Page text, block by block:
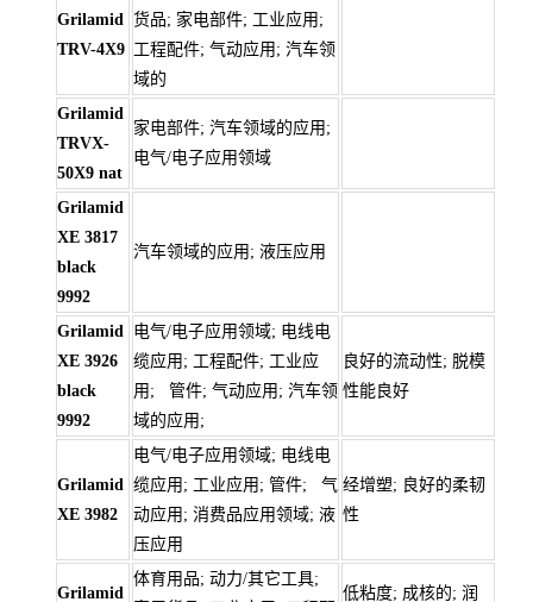
Grilamid
TRV-4X9
货品; 家电部件; 工业应用;
工程配件; 气动应用; 汽车领
域的
Grilamid
TRVX-
50X9 nat
家电部件; 汽车领域的应用;
电气/电子应用领域
Grilamid
XE 3817
black
9992
汽车领域的应用; 液压应用
Grilamid
XE 3926
black
9992
电气/电子应用领域; 电线电
缆应用; 工程配件; 工业应
用; 管件; 气动应用; 汽车领
域的应用;
良好的流动性; 脱模
性能良好
Grilamid
XE 3982
电气/电子应用领域; 电线电
缆应用; 工业应用; 管件; 气
动应用; 消费品应用领域; 液
压应用
经增塑; 良好的柔韧
性
Grilamid
体育用品; 动力/其它工具;
低粘度; 成核的; 润